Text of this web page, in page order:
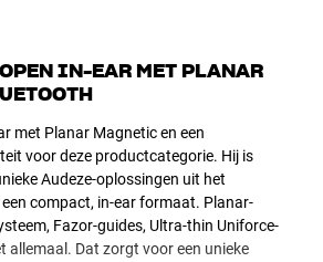
IN-EAR MET PLANAR
met Planar Magnetic en een
voor deze productcategorie. Hij is
Audeze-oplossingen uit het
compact, in-ear formaat. Planar-
Fazor-guides, Ultra-thin Uniforce-
allemaal. Dat zorgt voor een unieke